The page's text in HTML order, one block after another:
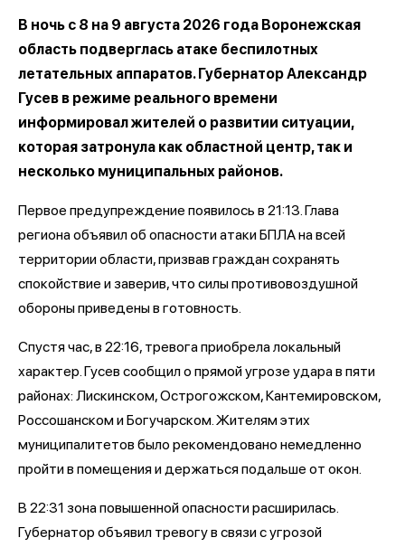
В ночь с 8 на 9 августа 2026 года Воронежская
область подверглась атаке беспилотных
летательных аппаратов. Губернатор Александр
Гусев в режиме реального времени
информировал жителей о развитии ситуации,
которая затронула как областной центр, так и
несколько муниципальных районов.
Первое предупреждение появилось в 21:13. Глава
региона объявил об опасности атаки БПЛА на всей
территории области, призвав граждан сохранять
спокойствие и заверив, что силы противовоздушной
обороны приведены в готовность.
Спустя час, в 22:16, тревога приобрела локальный
характер. Гусев сообщил о прямой угрозе удара в пяти
районах: Лискинском, Острогожском, Кантемировском,
Россошанском и Богучарском. Жителям этих
муниципалитетов было рекомендовано немедленно
пройти в помещения и держаться подальше от окон.
В 22:31 зона повышенной опасности расширилась.
Губернатор объявил тревогу в связи с угрозой